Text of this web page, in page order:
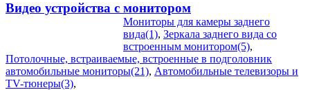
Видео устройства c монитором
Мониторы для камеры заднего
вида(1), Зеркала заднего вида со
встроенным монитором(5),
Потолочные, встраиваемые, встроенные в подголовник
автомобильные мониторы(21), Автомобильные телевизоры и
TV-тюнеры(3),